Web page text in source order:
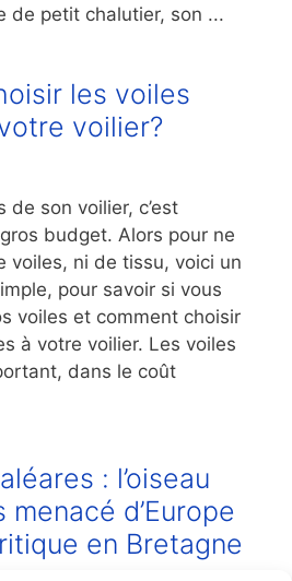
de petit chalutier, son ...
les voiles
voilier?
de son voilier, c’est
budget. Alors pour ne
voiles, ni de tissu, voici un
pour savoir si vous
voiles et comment choisir
à votre voilier. Les voiles
dans le coût
: l’oiseau
menacé d’Europe
en Bretagne